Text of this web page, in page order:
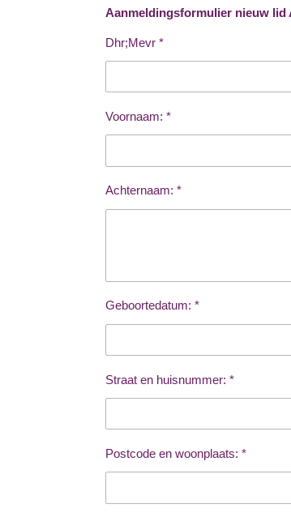
Aanmeldingsformulier nieuw lid
Dhr;Mevr *
Voornaam: *
Achternaam: *
Geboortedatum: *
Straat en huisnummer: *
Postcode en woonplaats: *